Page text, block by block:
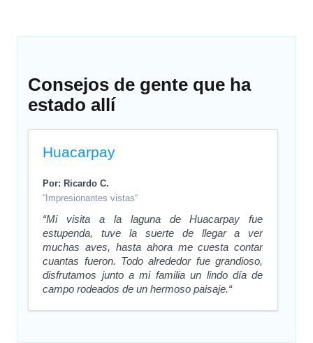
Consejos de gente que ha
estado allí
Huacarpay
Por: Ricardo C.
“Impresionantes vistas“
“Mi visita a la laguna de Huacarpay fue
estupenda, tuve la suerte de llegar a ver
muchas aves, hasta ahora me cuesta contar
cuantas fueron. Todo alrededor fue grandioso,
disfrutamos junto a mi familia un lindo día de
campo rodeados de un hermoso paisaje.“